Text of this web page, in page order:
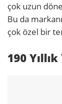
çok uzun
Bu da
çok özel bir
190